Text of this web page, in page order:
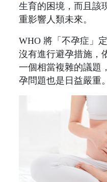
生育的困境，而且該
重影響人類未來。
WHO 將「不孕症」
沒有進行避孕措施，
一個相當複雜的議題
孕問題也是日益嚴重。